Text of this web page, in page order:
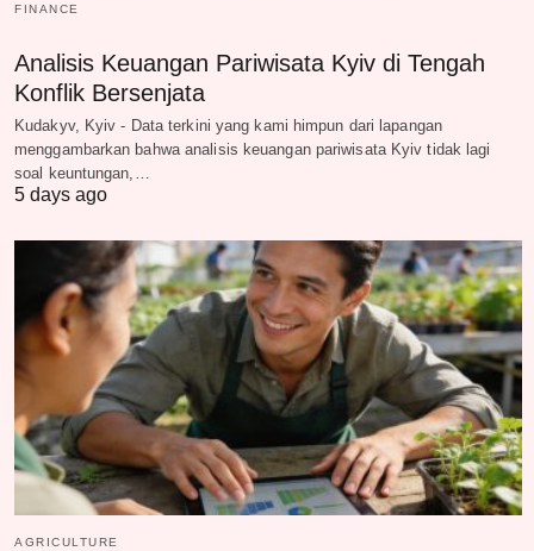
FINANCE
Analisis Keuangan Pariwisata Kyiv di Tengah
Konflik Bersenjata
Kudakyv, Kyiv - Data terkini yang kami himpun dari lapangan
menggambarkan bahwa analisis keuangan pariwisata Kyiv tidak lagi
soal keuntungan,…
5 days ago
AGRICULTURE